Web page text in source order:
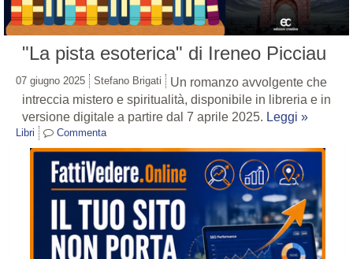
"La pista esoterica" di Ireneo Picciau
07 giugno 2025 Stefano Brigati
Un romanzo avvolgente che
intreccia mistero e spiritualità, disponibile in libreria e in
versione digitale a partire dal 7 aprile 2025. Leggi »
Libri Commenta